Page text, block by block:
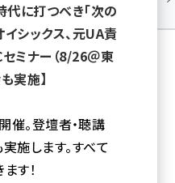
Magazine
に打つべき「次の
イシックス、元UA責
ミナー（8/26＠東
実施】
催。登壇者・聴講
施します。すべて
す！